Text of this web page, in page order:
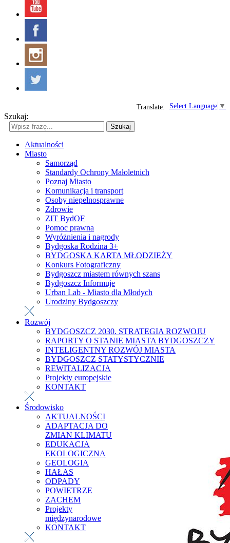
Select Language ▼
Translate:
Szukaj:
Szukaj
Aktualności
Miasto
Samorząd
Standardy Ochrony Małoletnich
Poznaj Miasto
Komunikacja i transport
Osoby niepełnosprawne
Zdrowie
ZIT BydOF
Pomoc prawna
Wyróżnienia i nagrody
Bydgoska Rodzina 3+
BYDGOSKA KARTA MŁODZIEŻY
Konkurs Fotograficzny
Bydgoszcz miastem równych szans
Bydgoszcz Informuje
Urban Lab - Miasto dla Młodych
Urodziny Bydgoszczy
Rozwój
BYDGOSZCZ 2030. STRATEGIA ROZWOJU
RAPORTY O STANIE MIASTA BYDGOSZCZY
INTELIGENTNY ROZWÓJ MIASTA
BYDGOSZCZ STATYSTYCZNIE
REWITALIZACJA
Projekty europejskie
KONTAKT
Środowisko
AKTUALNOŚCI
ADAPTACJA DO
ZMIAN KLIMATU
EDUKACJA
EKOLOGICZNA
GEOLOGIA
HAŁAS
ODPADY
POWIETRZE
ZACHEM
Projekty
międzynarodowe
KONTAKT